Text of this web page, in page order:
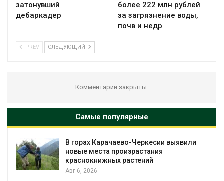
затонувший
дебаркадер
более 222 млн рублей
за загрязнение воды,
почв и недр
PREV СЛЕДУЮЩИЙ
Комментарии закрыты.
Самые популярные
В горах Карачаево-Черкесии выявили
новые места произрастания
краснокнижных растений
Авг 6, 2026